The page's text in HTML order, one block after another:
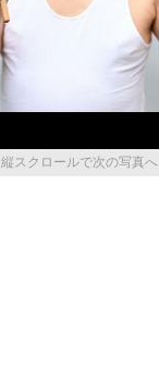
縦スクロールで次の写真へ